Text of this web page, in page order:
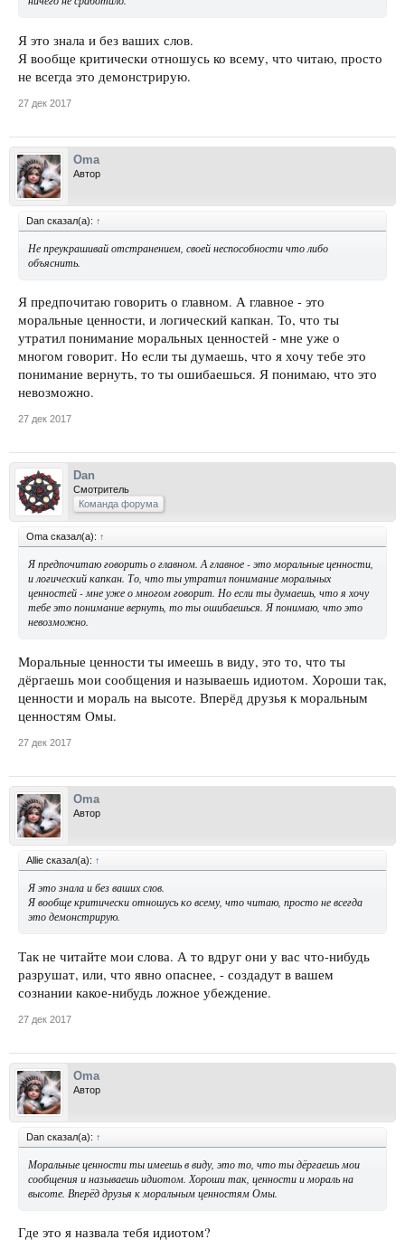
Я это знала и без ваших слов.
Я вообще критически отношусь ко всему, что читаю, просто
не всегда это демонстрирую.
27 дек 2017
Oma
Автор
Dan сказал(а): ↑
Не преукрашивай отстранением, своей неспособности что либо
объяснить.
Я предпочитаю говорить о главном. А главное - это
моральные ценности, и логический капкан. То, что ты
утратил понимание моральных ценностей - мне уже о
многом говорит. Но если ты думаешь, что я хочу тебе это
понимание вернуть, то ты ошибаешься. Я понимаю, что это
невозможно.
27 дек 2017
Dan
Смотритель
Команда форума
Oma сказал(а): ↑
Я предпочитаю говорить о главном. А главное - это моральные ценности,
и логический капкан. То, что ты утратил понимание моральных
ценностей - мне уже о многом говорит. Но если ты думаешь, что я хочу
тебе это понимание вернуть, то ты ошибаешься. Я понимаю, что это
невозможно.
Моральные ценности ты имеешь в виду, это то, что ты
дёргаешь мои сообщения и называешь идиотом. Хороши так,
ценности и мораль на высоте. Вперёд друзья к моральным
ценностям Омы.
27 дек 2017
Oma
Автор
Allie сказал(а): ↑
Я это знала и без ваших слов.
Я вообще критически отношусь ко всему, что читаю, просто не всегда
это демонстрирую.
Так не читайте мои слова. А то вдруг они у вас что-нибудь
разрушат, или, что явно опаснее, - создадут в вашем
сознании какое-нибудь ложное убеждение.
27 дек 2017
Oma
Автор
Dan сказал(а): ↑
Моральные ценности ты имеешь в виду, это то, что ты дёргаешь мои
сообщения и называешь идиотом. Хороши так, ценности и мораль на
высоте. Вперёд друзья к моральным ценностям Омы.
Где это я назвала тебя идиотом?